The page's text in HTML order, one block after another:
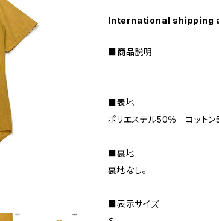
International shipping
■商品説明
■表地
ポリエステル50％ コットン
■裏地
裏地なし。
■表示サイズ